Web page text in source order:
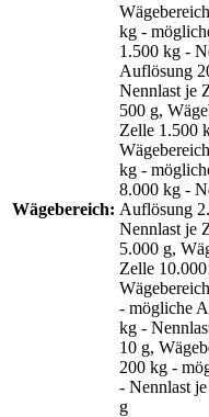
Wägebereich:
kg -
1.500 kg -
Auflösung
Nennlast je
500 g,
Zelle 1.500
kg -
8.000 kg -
Auflösung
Nennlast je
5.000 g,
Zelle
- mögliche
kg -
10 g,
200 kg -
- Nennlast
g